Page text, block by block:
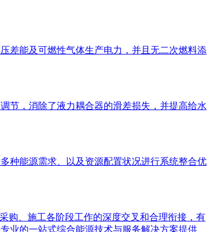
差能及可燃性气体生产电力，并且无二次燃料添
节，消除了液力耦合器的滑差损失，并提高给水
种能源需求、以及资源配置状况进行系统整合优
购、施工各阶段工作的深度交叉和合理衔接，有
业的一站式综合能源技术与服务解决方案提供